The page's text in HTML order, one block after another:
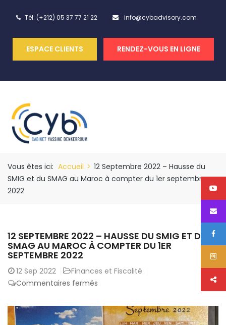
Tél: (+212) 05 37 77 21 22 info@cybadvisory.com
ESPACE CLIENTS RENDEZ-VOUS EN LIGNE
Vous êtes ici: Accueil > 12 Septembre 2022 – Hausse du
SMIG et du SMAG au Maroc à compter du 1er septembre
2022
12 SEPTEMBRE 2022 – HAUSSE DU SMIG ET DU
SMAG AU MAROC À COMPTER DU 1ER
SEPTEMBRE 2022
12 Sep 2022
Finances et Fiscalité
Commentaires fermés
Septembre
2022